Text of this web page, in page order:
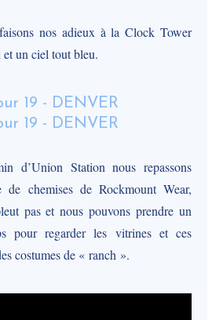
nos adieux à la Clock Tower
un ciel tout bleu.
d’Union Station nous repassons
de chemises de Rockmount Wear,
pas et nous pouvons prendre un
pour regarder les vitrines et ces
costumes de « ranch ».